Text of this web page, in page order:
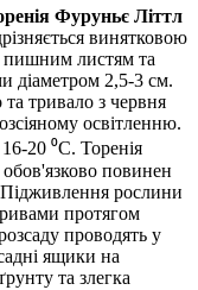
Фуруньє Літтл
винятковою
пишним листям та
діаметром 2,5-3 см.
тривало з червня
освітленню.
20 ⁰С. Торенія
повинен
рослини
протягом
проводять у
ящики на
та злегка